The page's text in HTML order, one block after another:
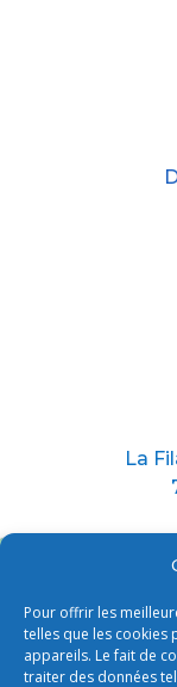
Pour offrir les
telles que les cookies
appareils. Le fait de
traiter des données
La